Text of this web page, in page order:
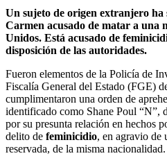
Un sujeto de origen extranjero ha
Carmen acusado de matar a una
Unidos. Está acusado de
disposición de las autoridades.
Fueron elementos de la Policía de
Fiscalía General del Estado (FGE)
cumplimentaron una orden de
identificado como Shane Poul “N”,
por su presunta relación en hechos
delito de feminicidio, en agravio de
reservada, de la misma nacionalidad.